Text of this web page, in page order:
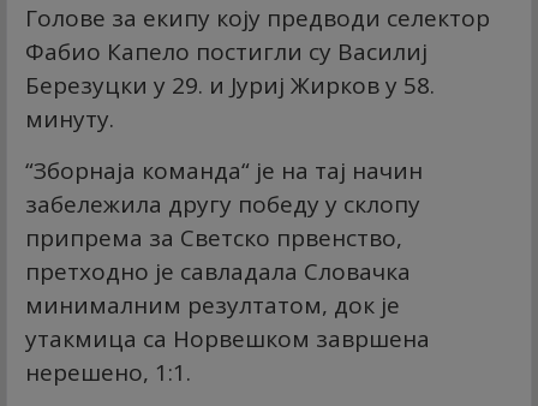
Голове за екипу коју предводи селектор
Фабио Капело постигли су Василиј
Березуцки у 29. и Јуриј Жирков у 58.
минуту.
“Зборнаја команда“ је на тај начин
забележила другу победу у склопу
припрема за Светско првенство,
претходно је савладала Словачка
минималним резултатом, док је
утакмица са Норвешком завршена
нерешено, 1:1.